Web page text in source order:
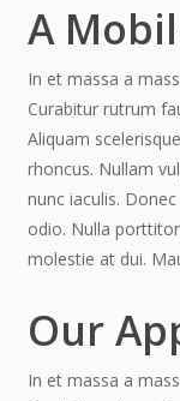
A
In et massa a
Curabitur rutrum
Aliquam
rhoncus. Nullam
nunc iaculis.
odio. Nulla
molestie at dui.
Our
In et massa a